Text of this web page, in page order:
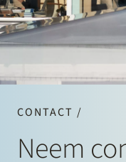
CONTACT /
Neem